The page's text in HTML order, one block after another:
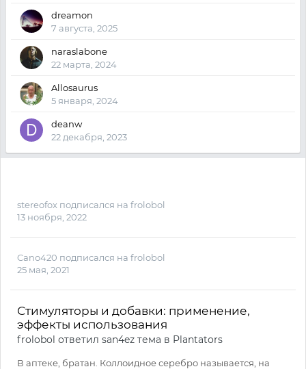
dreamon
7 августа, 2025
naraslabone
22 марта, 2024
Allosaurus
5 января, 2024
deanw
22 декабря, 2023
stereofox подписался на frolobol
13 ноября, 2022
Cano420 подписался на frolobol
25 мая, 2021
Стимуляторы и добавки: применение,
эффекты использования
frolobol ответил san4ez тема в Plantators
В аптеке, братан. Коллоидное серебро называется, на